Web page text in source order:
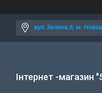
вул.Зелена,6, м.
Інтернет -магазин